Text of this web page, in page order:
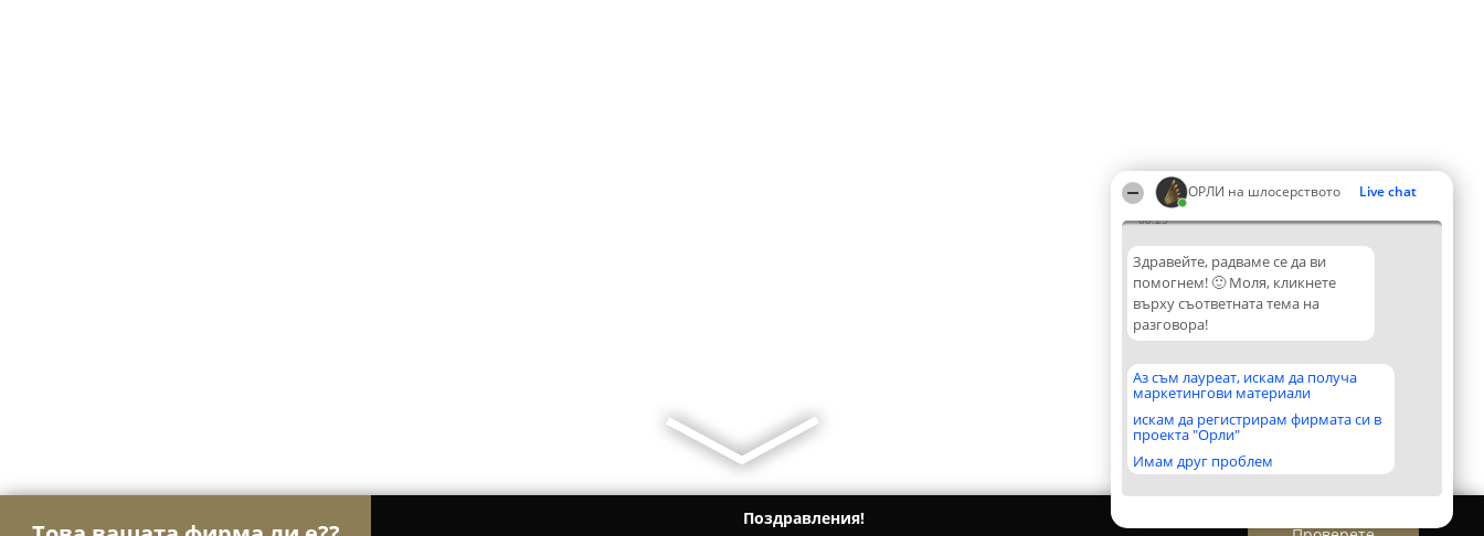
ОРЛИ на шлосерството Live chat
08:25
Здравейте, радваме се да ви
помогнем! 🙂 Моля, кликнете
върху съответната тема на
разговора!
Аз съм лауреат, искам да получа
маркетингови материали
искам да регистрирам фирмата си в
проекта "Орли"
Имам друг проблем
Поздравления!